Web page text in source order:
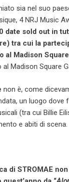
sia nel suo
4 NRJ Music
date sold out in
tra cui la
al Madison
Madison Square
non è, come
un luogo dove
(tra cui Billie
e abiti di scena.
di STROMAE